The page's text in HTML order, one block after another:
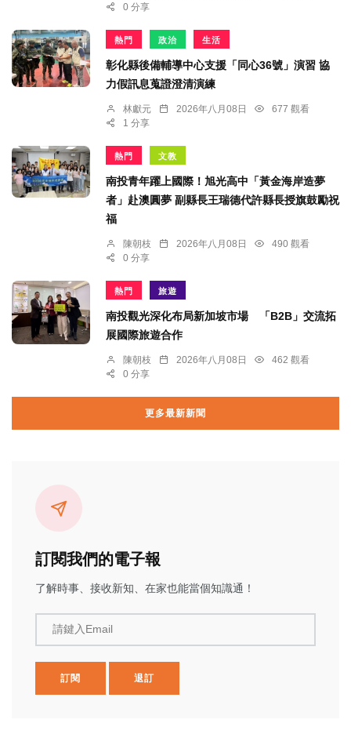
0 分享
熱門 政治 生活
彰化縣後備輔導中心支援「同心36號」演習 協
力假訊息蒐證澄清演練
林獻元 2026年八月08日
677 觀看
1 分享
熱門 文教
南投青年躍上國際！旭光高中「黃金海岸造夢
者」赴澳圓夢 副縣長王瑞德代許縣長授旗鼓勵祝
福
陳朝枝 2026年八月08日
490 觀看
0 分享
熱門 旅遊
南投觀光深化布局新加坡市場 「B2B」交流拓
展國際旅遊合作
陳朝枝 2026年八月08日
462 觀看
0 分享
更多最新新聞
訂閱我們的電子報
了解時事、接收新知、在家也能當個知識通！
請鍵入Email
訂閱 退訂